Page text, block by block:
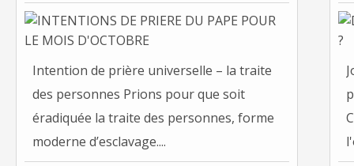
Intention de prière universelle – la traite
des personnes Prions pour que soit
éradiquée la traite des personnes, forme
moderne d’esclavage....